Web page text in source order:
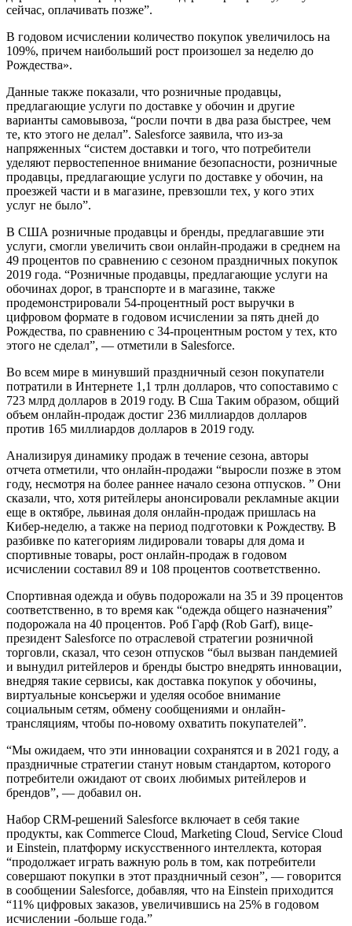
сейчас, оплачивать позже”.
В годовом исчислении количество покупок увеличилось на
109%, причем наибольший рост произошел за неделю до
Рождества».
Данные также показали, что розничные продавцы,
предлагающие услуги по доставке у обочин и другие
варианты самовывоза, “росли почти в два раза быстрее, чем
те, кто этого не делал”. Salesforce заявила, что из-за
напряженных “систем доставки и того, что потребители
уделяют первостепенное внимание безопасности, розничные
продавцы, предлагающие услуги по доставке у обочин, на
проезжей части и в магазине, превзошли тех, у кого этих
услуг не было”.
В США розничные продавцы и бренды, предлагавшие эти
услуги, смогли увеличить свои онлайн-продажи в среднем на
49 процентов по сравнению с сезоном праздничных покупок
2019 года. “Розничные продавцы, предлагающие услуги на
обочинах дорог, в транспорте и в магазине, также
продемонстрировали 54-процентный рост выручки в
цифровом формате в годовом исчислении за пять дней до
Рождества, по сравнению с 34-процентным ростом у тех, кто
этого не сделал”, — отметили в Salesforce.
Во всем мире в минувший праздничный сезон покупатели
потратили в Интернете 1,1 трлн долларов, что сопоставимо с
723 млрд долларов в 2019 году. В Сша Таким образом, общий
объем онлайн-продаж достиг 236 миллиардов долларов
против 165 миллиардов долларов в 2019 году.
Анализируя динамику продаж в течение сезона, авторы
отчета отметили, что онлайн-продажи “выросли позже в этом
году, несмотря на более раннее начало сезона отпусков. ” Они
сказали, что, хотя ритейлеры анонсировали рекламные акции
еще в октябре, львиная доля онлайн-продаж пришлась на
Кибер-неделю, а также на период подготовки к Рождеству. В
разбивке по категориям лидировали товары для дома и
спортивные товары, рост онлайн-продаж в годовом
исчислении составил 89 и 108 процентов соответственно.
Спортивная одежда и обувь подорожали на 35 и 39 процентов
соответственно, в то время как “одежда общего назначения”
подорожала на 40 процентов. Роб Гарф (Rob Garf), вице-
президент Salesforce по отраслевой стратегии розничной
торговли, сказал, что сезон отпусков “был вызван пандемией
и вынудил ритейлеров и бренды быстро внедрять инновации,
внедряя такие сервисы, как доставка покупок у обочины,
виртуальные консьержи и уделяя особое внимание
социальным сетям, обмену сообщениями и онлайн-
трансляциям, чтобы по-новому охватить покупателей”.
“Мы ожидаем, что эти инновации сохранятся и в 2021 году, а
праздничные стратегии станут новым стандартом, которого
потребители ожидают от своих любимых ритейлеров и
брендов”, — добавил он.
Набор CRM-решений Salesforce включает в себя такие
продукты, как Commerce Cloud, Marketing Cloud, Service Cloud
и Einstein, платформу искусственного интеллекта, которая
“продолжает играть важную роль в том, как потребители
совершают покупки в этот праздничный сезон”, — говорится
в сообщении Salesforce, добавляя, что на Einstein приходится
“11% цифровых заказов, увеличившись на 25% в годовом
исчислении -больше года.”